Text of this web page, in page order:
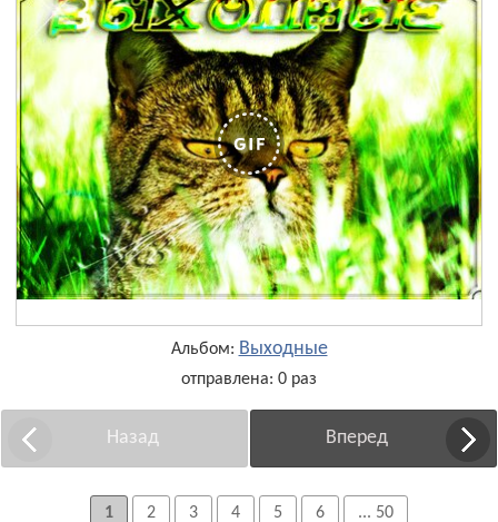
Альбом: Выходные
отправлена: 0 раз
Назад Вперед
1 2 3 4 5 6 ... 50